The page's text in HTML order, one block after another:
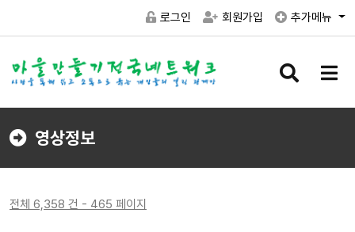
로그인 회원가입 추가메뉴
검
버
메
버
영상정보
전체 6,358 건 - 465 페이지